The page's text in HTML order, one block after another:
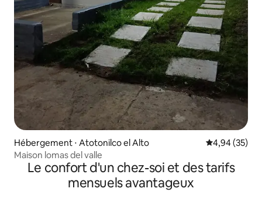
Hébergement ⋅ Atotonilco el Alto Évaluation
4,94 (35)
Maison lomas del valle
Le confort d'un chez-soi et des tarifs
mensuels avantageux